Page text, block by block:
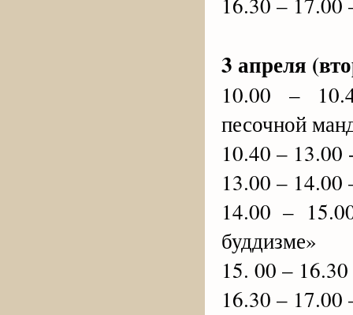
3 апреля
10.00 –
песочной
10.40 – 13.00
13.00 – 14.00
14.00 –
буддизме»
15. 00 –
16.30 – 17.00